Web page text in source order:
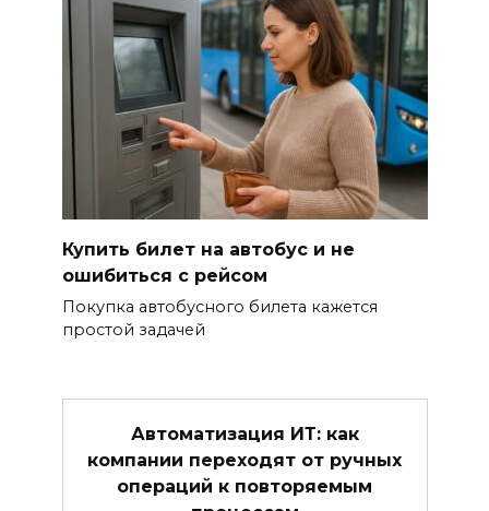
Купить билет на автобус и не
ошибиться с рейсом
Покупка автобусного билета кажется
простой задачей
Автоматизация ИТ: как
компании переходят от ручных
операций к повторяемым